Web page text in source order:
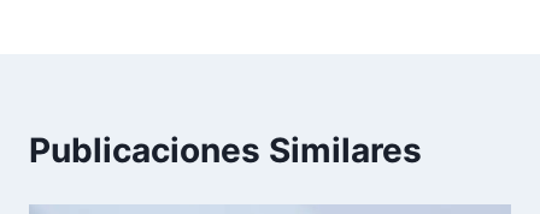
Publicaciones Similares